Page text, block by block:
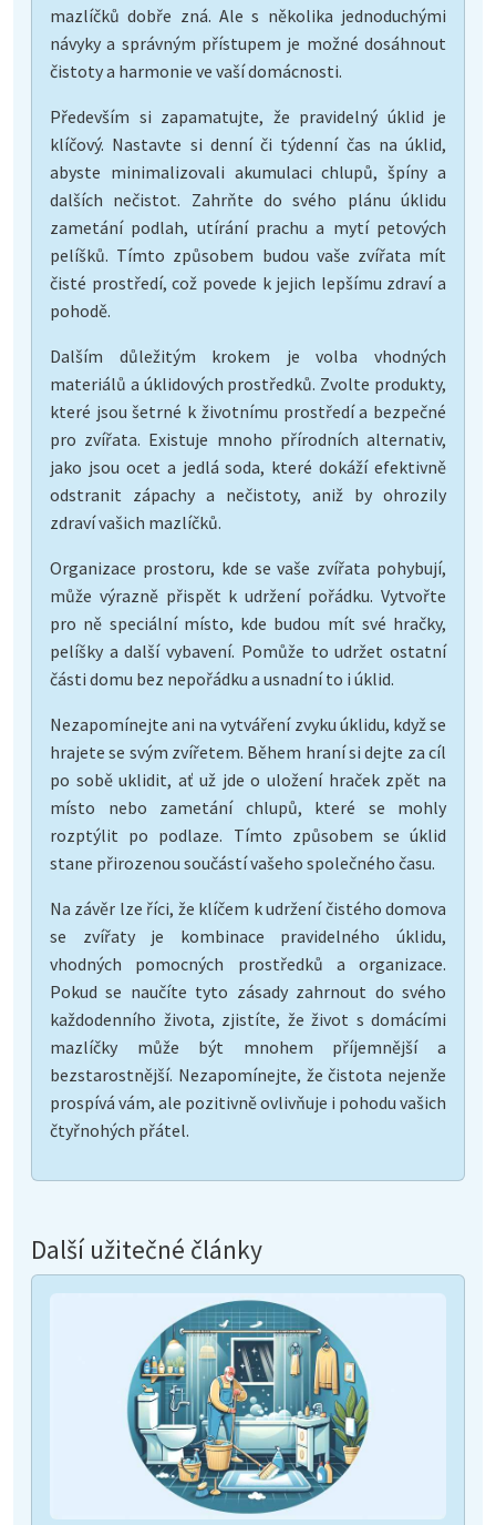
mazlíčků dobře zná. Ale s několika jednoduchými
návyky a správným přístupem je možné dosáhnout
čistoty a harmonie ve vaší domácnosti.
Především si zapamatujte, že pravidelný úklid je
klíčový. Nastavte si denní či týdenní čas na úklid,
abyste minimalizovali akumulaci chlupů, špíny a
dalších nečistot. Zahrňte do svého plánu úklidu
zametání podlah, utírání prachu a mytí petových
pelíšků. Tímto způsobem budou vaše zvířata mít
čisté prostředí, což povede k jejich lepšímu zdraví a
pohodě.
Dalším důležitým krokem je volba vhodných
materiálů a úklidových prostředků. Zvolte produkty,
které jsou šetrné k životnímu prostředí a bezpečné
pro zvířata. Existuje mnoho přírodních alternativ,
jako jsou ocet a jedlá soda, které dokáží efektivně
odstranit zápachy a nečistoty, aniž by ohrozily
zdraví vašich mazlíčků.
Organizace prostoru, kde se vaše zvířata pohybují,
může výrazně přispět k udržení pořádku. Vytvořte
pro ně speciální místo, kde budou mít své hračky,
pelíšky a další vybavení. Pomůže to udržet ostatní
části domu bez nepořádku a usnadní to i úklid.
Nezapomínejte ani na vytváření zvyku úklidu, když se
hrajete se svým zvířetem. Během hraní si dejte za cíl
po sobě uklidit, ať už jde o uložení hraček zpět na
místo nebo zametání chlupů, které se mohly
rozptýlit po podlaze. Tímto způsobem se úklid
stane přirozenou součástí vašeho společného času.
Na závěr lze říci, že klíčem k udržení čistého domova
se zvířaty je kombinace pravidelného úklidu,
vhodných pomocných prostředků a organizace.
Pokud se naučíte tyto zásady zahrnout do svého
každodenního života, zjistíte, že život s domácími
mazlíčky může být mnohem příjemnější a
bezstarostnější. Nezapomínejte, že čistota nejenže
prospívá vám, ale pozitivně ovlivňuje i pohodu vašich
čtyřnohých přátel.
Další užitečné články